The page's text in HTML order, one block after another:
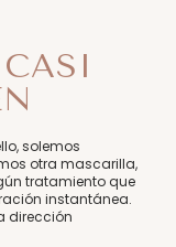
solemos
otra mascarilla,
tratamiento que
instantánea.
dirección